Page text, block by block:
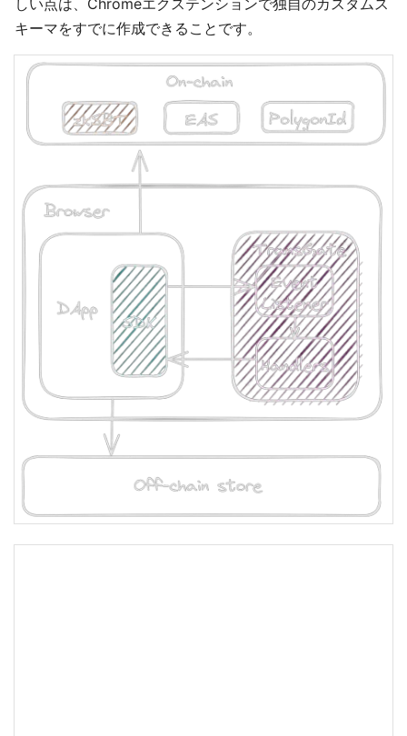
キーマをすでに作成できることです。